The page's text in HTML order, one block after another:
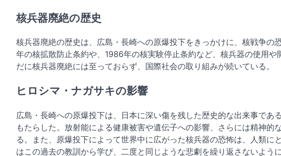
核兵器廃絶の歴史
核兵器廃絶の歴史は、広島・長崎への原爆投下をきっかけに、核戦争
年の核拡散防止条約や、1986年の核実験停止条約など、核兵器の使用
だに核兵器廃絶には至っておらず、国際社会の取り組みが続いている。
ヒロシマ・ナガサキの影響
広島・長崎への原爆投下は、日本に深い傷を残した歴史的な出来事で
もたらした。放射能による健康被害や遺伝子への影響、さらには精神
る。また、原爆投下によって世界中に広がった核兵器の恐怖は、人類
はこの過去の教訓から学び、二度と同じような悲劇を繰り返さないよ